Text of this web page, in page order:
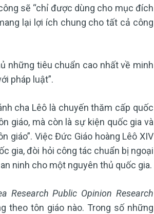
sẽ “chỉ được dùng cho mục đích
lại lợi ích chung cho tất cả công
những tiêu chuẩn cao nhất về minh
pháp luật”.
cha Lêô là chuyến thăm cấp quốc
giáo, mà còn là sự kiện quốc gia và
giáo”. Việc Đức Giáo hoàng Lêô XIV
gia, đòi hỏi công tác chuẩn bị ngoại
ninh cho một nguyên thủ quốc gia.
Research Public Opinion Research
theo tôn giáo nào. Trong số những